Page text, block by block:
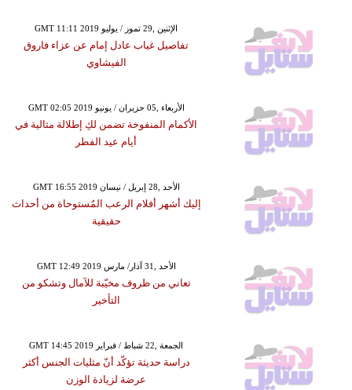
GMT 11:11 2019 الإثنين ,29 تموز / يوليو
تفاصيل غياب عادل إمام عن عزاء فاروق
الفيشاوي
GMT 02:05 2019 الأربعاء ,05 حزيران / يونيو
الأكمام المنفوخة تضمن لكِ إطلالة مثالية في
أيام عيد الفطر
GMT 16:55 2019 الأحد ,28 إبريل / نيسان
إليك أشهر أفلام الرعب المُستوحاة من أحداث
حقيقية
GMT 12:49 2019 الأحد ,31 آذار/ مارس
تعاني من ظروف مخيّبة للآمال وتشكو من
التأخير
GMT 14:45 2019 الجمعة ,22 شباط / فبراير
دراسة حديثة تؤكّد أنّ مثليات الجنس أكثر
عرضة لزيادة الوزن